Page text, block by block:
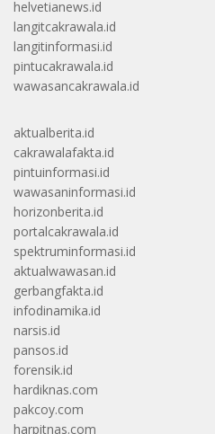
helvetianews.id
langitcakrawala.id
langitinformasi.id
pintucakrawala.id
wawasancakrawala.id
aktualberita.id
cakrawalafakta.id
pintuinformasi.id
wawasaninformasi.id
horizonberita.id
portalcakrawala.id
spektruminformasi.id
aktualwawasan.id
gerbangfakta.id
infodinamika.id
narsis.id
pansos.id
forensik.id
hardiknas.com
pakcoy.com
harpitnas.com